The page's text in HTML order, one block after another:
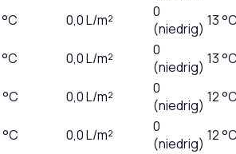
°C 0,0L/m²
0
(niedrig) 13
°C 0,0L/m²
0
(niedrig) 13
°C 0,0L/m²
0
(niedrig) 12
°C 0,0L/m²
0
(niedrig) 12